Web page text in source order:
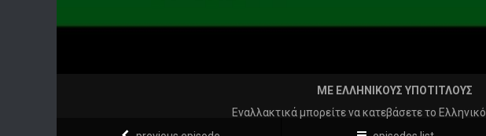
ΜΕ ΕΛΛΗΝΙΚΟΥΣ ΥΠΟΤΙΤΛΟΥΣ
Εναλλακτικά μπορείτε να κατεβάσετε το Ελληνικό